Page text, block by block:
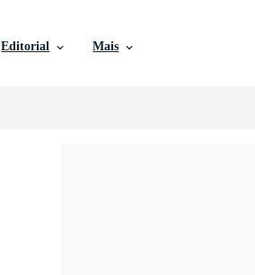
Editorial Mais